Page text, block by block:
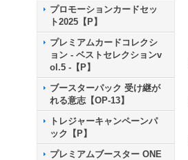
プロモーションカードセッ
ト2025【P】
プレミアムカードコレクシ
ョン - ベストセレクションv
ol.5 -【P】
ブースターパック 受け継が
れる意志【OP-13】
トレジャーキャンペーンパ
ック【P】
プレミアムブースター ONE